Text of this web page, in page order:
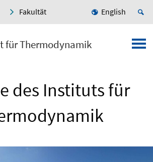
Fakultät English
für Thermodynamik
des Instituts für